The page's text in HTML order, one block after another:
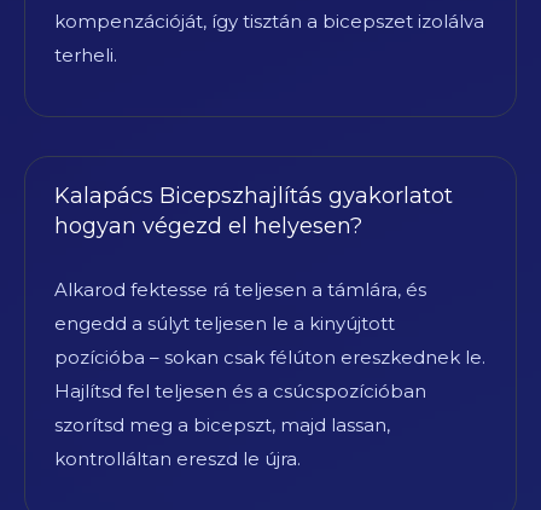
kompenzációját, így tisztán a bicepszet izolálva
terheli.
Kalapács Bicepszhajlítás gyakorlatot
hogyan végezd el helyesen?
Alkarod fektesse rá teljesen a támlára, és
engedd a súlyt teljesen le a kinyújtott
pozícióba – sokan csak félúton ereszkednek le.
Hajlítsd fel teljesen és a csúcspozícióban
szorítsd meg a bicepszt, majd lassan,
kontrolláltan ereszd le újra.